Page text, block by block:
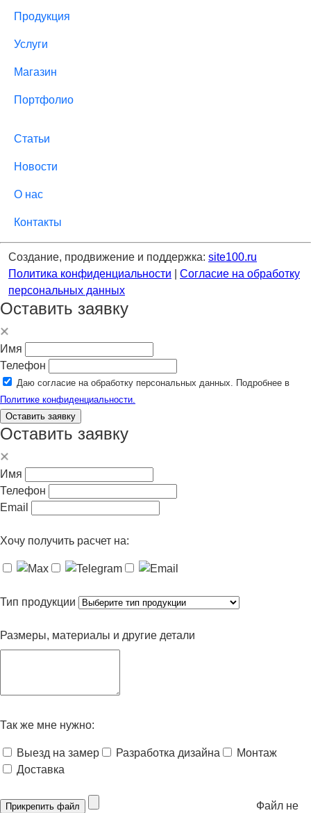
Продукция
Услуги
Магазин
Портфолио
Статьи
Новости
О нас
Контакты
Создание, продвижение и поддержка: site100.ru
Политика конфиденциальности
Согласие на обработку
персональных данных
Оставить заявку
Имя
Телефон
Даю согласие на обработку персональных данных. Подробнее в
Политике конфиденциальности.
Оставить заявку
Оставить заявку
Имя
Телефон
Email
Хочу получить расчет на:
Тип продукции
Размеры, материалы и другие детали
Так же мне нужно:
Выезд на замер Разработка дизайна
Монтаж
Доставка
Прикрепить файл
Файл не